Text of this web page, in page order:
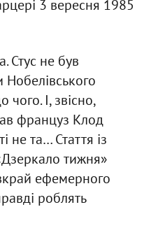
3 вересня 1985
Стус не був
чого. І, звісно,
француз Клод
не та… Стаття із
тижня»
ефемерного
роблять